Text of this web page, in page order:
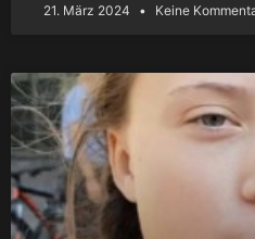
21. März 2024 Keine